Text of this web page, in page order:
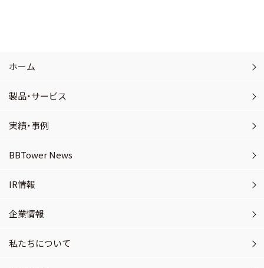
ホーム
製品・サービス
実績・事例
BBTower News
IR情報
企業情報
私たちについて